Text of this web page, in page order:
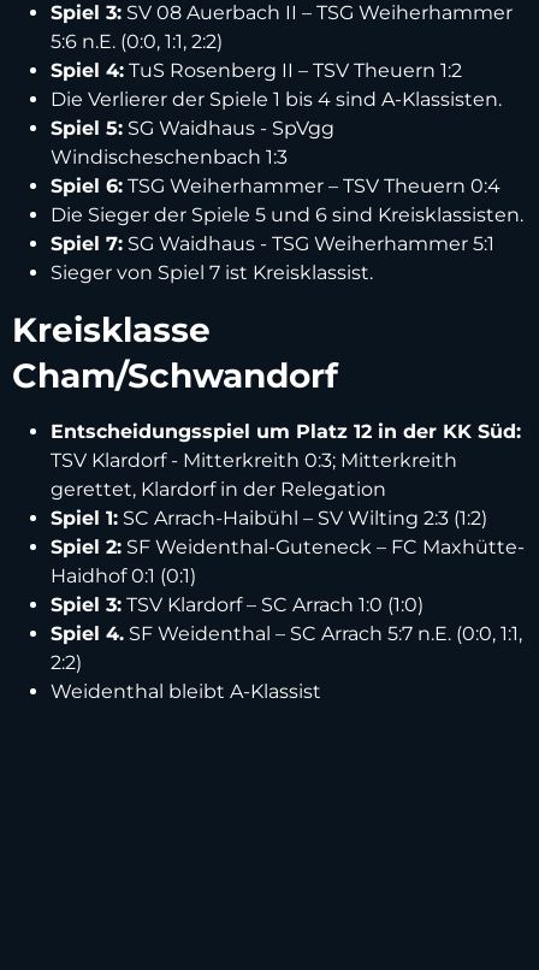
Spiel 3: SV 08 Auerbach II – TSG Weiherhammer
5:6 n.E. (0:0, 1:1, 2:2)
Spiel 4: TuS Rosenberg II – TSV Theuern 1:2
Die Verlierer der Spiele 1 bis 4 sind A-Klassisten.
Spiel 5: SG Waidhaus - SpVgg
Windischeschenbach 1:3
Spiel 6: TSG Weiherhammer – TSV Theuern 0:4
Die Sieger der Spiele 5 und 6 sind Kreisklassisten.
Spiel 7: SG Waidhaus - TSG Weiherhammer 5:1
Sieger von Spiel 7 ist Kreisklassist.
Kreisklasse
Cham/Schwandorf
Entscheidungsspiel um Platz 12 in der KK Süd:
TSV Klardorf - Mitterkreith 0:3; Mitterkreith
gerettet, Klardorf in der Relegation
Spiel 1: SC Arrach-Haibühl – SV Wilting 2:3 (1:2)
Spiel 2: SF Weidenthal-Guteneck – FC Maxhütte-
Haidhof 0:1 (0:1)
Spiel 3: TSV Klardorf – SC Arrach 1:0 (1:0)
Spiel 4. SF Weidenthal – SC Arrach 5:7 n.E. (0:0, 1:1,
2:2)
Weidenthal bleibt A-Klassist